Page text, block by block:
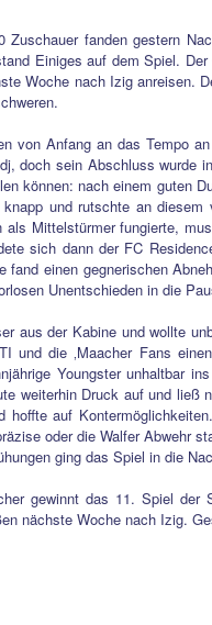
Zuschauer fanden gestern
Einiges auf dem Spiel.
Woche nach Izig anreisen.
von Anfang an das Tempo
doch sein Abschluss wurde
können: nach einem guten
und rutschte an
als Mittelstürmer fungierte,
sich dann der FC
fand einen gegnerischen
Unentschieden in die
aus der Kabine und wollte
und die ‚Maacher Fans
Youngster unhaltbar
weiterhin Druck auf und ließ
hoffte auf
oder die Walfer Abwehr
ging das Spiel in die
gewinnt das 11. Spiel
nächste Woche nach Izig.